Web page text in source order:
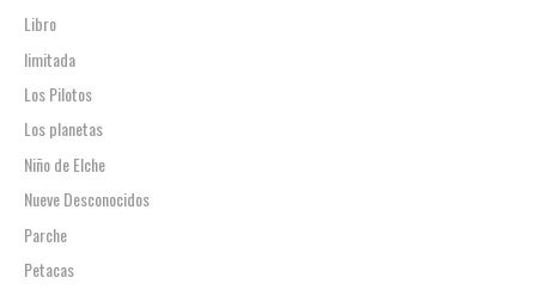
Libro
limitada
Los Pilotos
Los planetas
Niño de Elche
Nueve Desconocidos
Parche
Petacas